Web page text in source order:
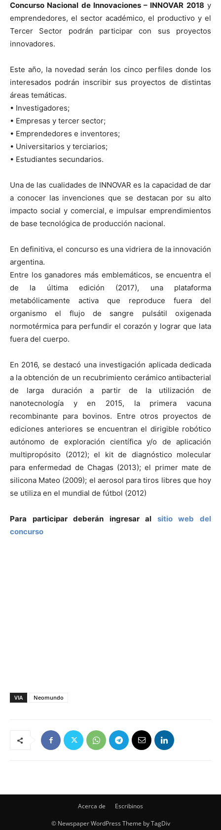
Concurso Nacional de Innovaciones – INNOVAR 2018 y
emprendedores, el sector académico, el productivo y el
Tercer Sector podrán participar con sus proyectos
innovadores.
Este año, la novedad serán los cinco perfiles donde los
interesados podrán inscribir sus proyectos de distintas
áreas temáticas.
• Investigadores;
• Empresas y tercer sector;
• Emprendedores e inventores;
• Universitarios y terciarios;
• Estudiantes secundarios.
Una de las cualidades de INNOVAR es la capacidad de dar
a conocer las invenciones que se destacan por su alto
impacto social y comercial, e impulsar emprendimientos
de base tecnológica de producción nacional.
En definitiva, el concurso es una vidriera de la innovación
argentina.
Entre los ganadores más emblemáticos, se encuentra el
de la última edición (2017), una plataforma
metabólicamente activa que reproduce fuera del
organismo el flujo de sangre pulsátil oxigenada
normotérmica para perfundir el corazón y lograr que lata
fuera del cuerpo.
En 2016, se destacó una investigación aplicada dedicada
a la obtención de un recubrimiento cerámico antibacterial
de larga duración a partir de la utilización de
nanotecnología y en 2015, la primera vacuna
recombinante para bovinos. Entre otros proyectos de
ediciones anteriores se encuentran el dirigible robótico
autónomo de exploración científica y/o de aplicación
multipropósito (2012); el kit de diagnóstico molecular
para enfermedad de Chagas (2013); el primer mate de
silicona Mateo (2009); el aerosol para tiros libres que hoy
se utiliza en el mundial de fútbol (2012)
Para participar deberán ingresar al sitio web del
concurso
VIA Neomundo
Acerca de Escribinos
© Newspaper WordPress Theme by TagDiv